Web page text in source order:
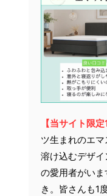
【当サイト限
ツ生まれのエ
溶け込むデザ
の愛用者がい
き。皆さんも1